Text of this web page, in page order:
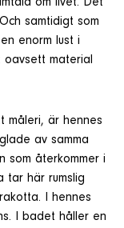
om livet. Det
samtidigt som
enorm lust i
oavsett material
måleri, är hennes
av samma
som återkommer i
tar här rumslig
I hennes
I badet håller en